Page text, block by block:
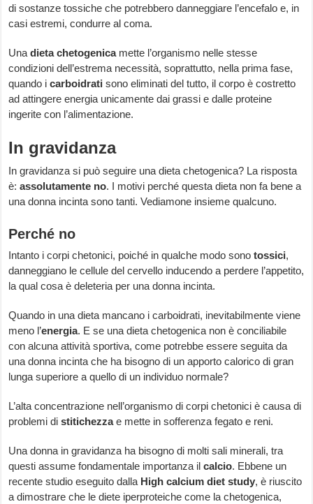
di sostanze tossiche che potrebbero danneggiare l’encefalo e, in
casi estremi, condurre al coma.
Unadieta chetogenicamette l’organismo nelle stesse
condizioni dell’estrema necessità, soprattutto, nella prima fase,
quando icarboidrati sono eliminati del tutto, il corpo è costretto
ad attingere energia unicamente dai grassi e dalle proteine
ingerite con l’alimentazione.
In gravidanza
In gravidanza si può seguire una dieta chetogenica? La risposta
è:assolutamente no. I motivi perché questa dieta non fa bene a
una donna incinta sono tanti. Vediamone insieme qualcuno.
Perché no
Intanto i corpi chetonici, poiché in qualche modo sono tossici,
danneggiano le cellule del cervello inducendo a perdere l’appetito,
la qual cosa è deleteria per una donna incinta.
Quando in una dieta mancano i carboidrati, inevitabilmente viene
meno l’energia. E se una dieta chetogenica non è conciliabile
con alcuna attività sportiva, come potrebbe essere seguita da
una donna incinta che ha bisogno di un apporto calorico di gran
lunga superiore a quello di un individuo normale?
L’alta concentrazione nell’organismo di corpi chetonici è causa di
problemi distitichezzae mette in sofferenza fegato e reni.
Una donna in gravidanza ha bisogno di molti sali minerali, tra
questi assume fondamentale importanza ilcalcio. Ebbene un
recente studio eseguito dalla High calcium diet study, è riuscito
a dimostrare che le diete iperproteiche come la chetogenica,